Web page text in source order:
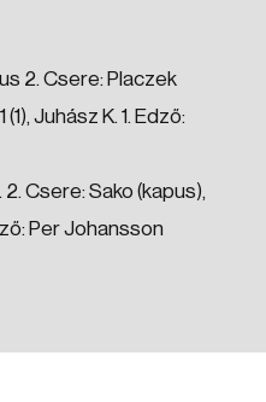
2. Csere: Placzek
Juhász K. 1. Edző:
2. Csere: Sako (kapus),
Per Johansson